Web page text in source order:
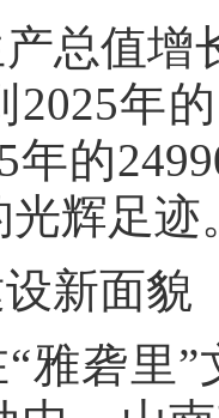
总值增
2025年
年的
光辉足迹
新面貌
雅砻里”